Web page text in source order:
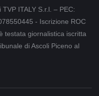
ITALY S.r.l. – PEC:
- Iscrizione ROC
testata giornalistica iscritta
di Ascoli Piceno al